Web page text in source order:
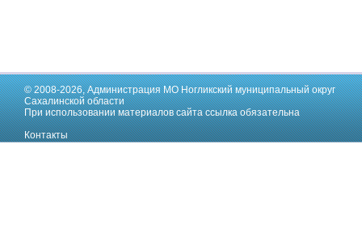
© 2008-2026,Администрация МО Ногликский муниципальный округ
Сахалинской области
При использовании материалов сайта ссылка обязательна
Контакты